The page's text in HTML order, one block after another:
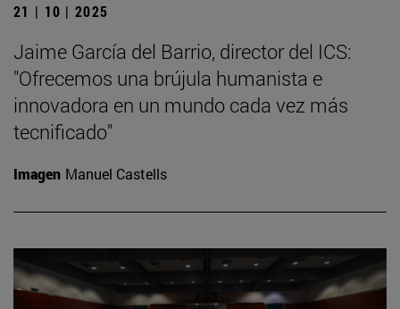
21 | 10 | 2025
Jaime García del Barrio, director del ICS:
"Ofrecemos una brújula humanista e
innovadora en un mundo cada vez más
tecnificado"
Imagen Manuel Castells